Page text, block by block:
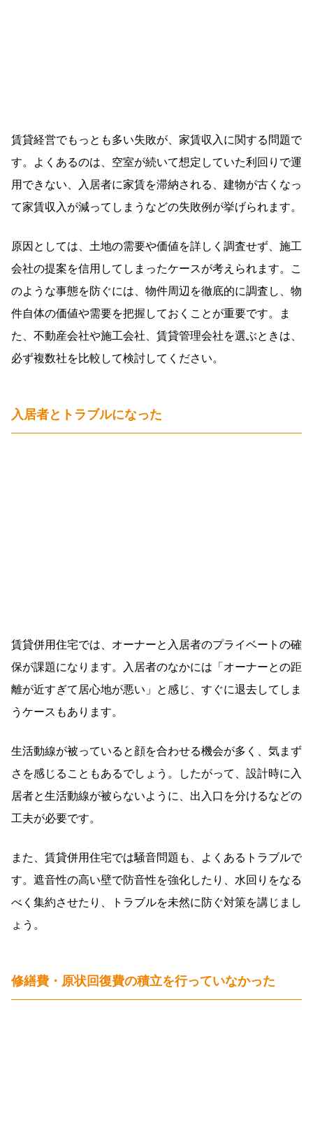
賃貸経営でもっとも多い失敗が、家賃収入に関する問題で
す。よくあるのは、空室が続いて想定していた利回りで運
用できない、入居者に家賃を滞納される、建物が古くなっ
て家賃収入が減ってしまうなどの失敗例が挙げられます。
原因としては、土地の需要や価値を詳しく調査せず、施工
会社の提案を信用してしまったケースが考えられます。こ
のような事態を防ぐには、物件周辺を徹底的に調査し、物
件自体の価値や需要を把握しておくことが重要です。ま
た、不動産会社や施工会社、賃貸管理会社を選ぶときは、
必ず複数社を比較して検討してください。
入居者とトラブルになった
賃貸併用住宅では、オーナーと入居者のプライベートの確
保が課題になります。入居者のなかには「オーナーとの距
離が近すぎて居心地が悪い」と感じ、すぐに退去してしま
うケースもあります。
生活動線が被っていると顔を合わせる機会が多く、気まず
さを感じることもあるでしょう。したがって、設計時に入
居者と生活動線が被らないように、出入口を分けるなどの
工夫が必要です。
また、賃貸併用住宅では騒音問題も、よくあるトラブルで
す。遮音性の高い壁で防音性を強化したり、水回りをなる
べく集約させたり、トラブルを未然に防ぐ対策を講じまし
ょう。
修繕費・原状回復費の積立を行っていなかった